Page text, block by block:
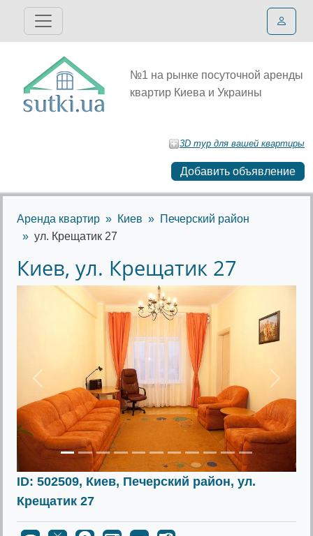
№1 на рынке посуточной аренды
квартир Киева и Украины
3D тур для вашей квартиры
Добавить объявление
Аренда квартир Киев
Печерский район
ул. Крещатик 27
Киев, ул. Крещатик 27
Предыдущее
ID: 502509, Киев, Печерский район, ул.
Крещатик 27